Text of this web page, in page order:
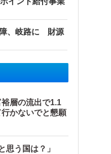
障、岐路に 財源
層の流出で1.1
かないでと懇願
思う国は？」